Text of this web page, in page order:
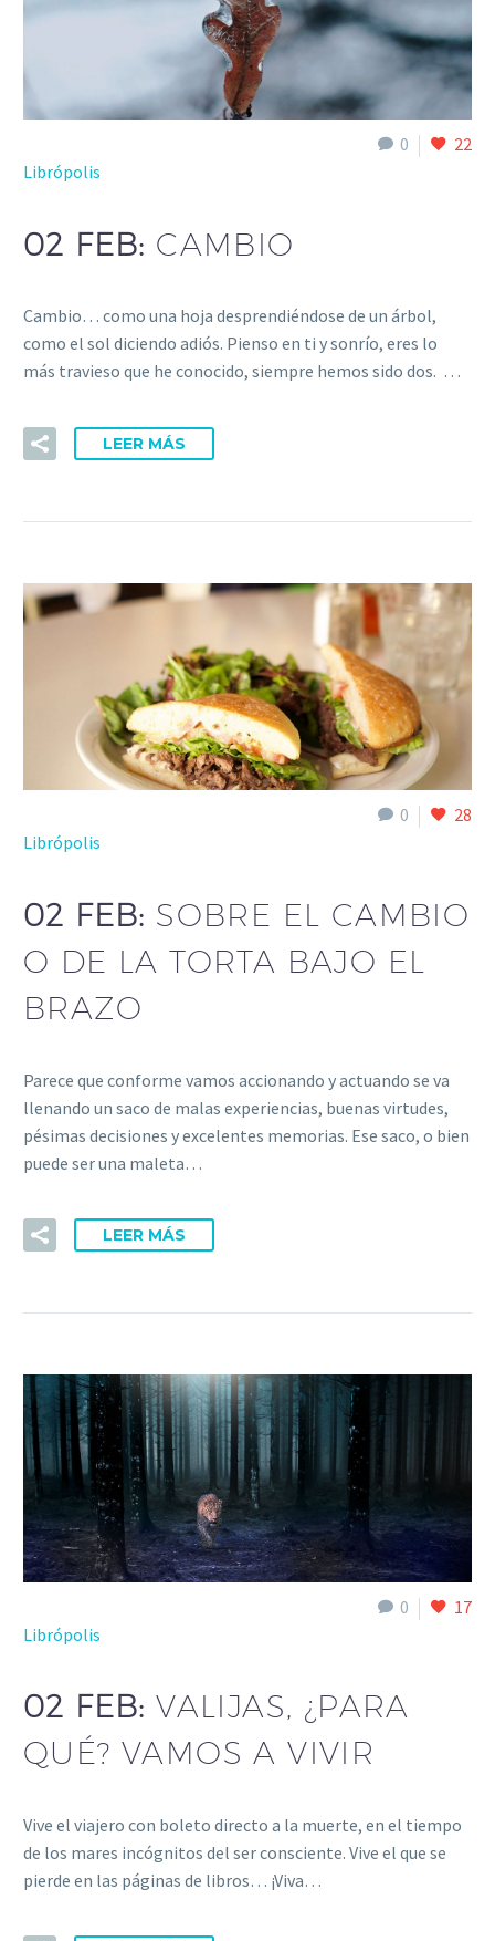
0
22
Librópolis
02 FEB: CAMBIO
Cambio… como una hoja desprendiéndose de un árbol,
como el sol diciendo adiós. Pienso en ti y sonrío, eres lo
más travieso que he conocido, siempre hemos sido dos. …
LEER MÁS
0
28
Librópolis
02 FEB: SOBRE EL CAMBIO
O DE LA TORTA BAJO EL
BRAZO
Parece que conforme vamos accionando y actuando se va
llenando un saco de malas experiencias, buenas virtudes,
pésimas decisiones y excelentes memorias. Ese saco, o bien
puede ser una maleta…
LEER MÁS
0
17
Librópolis
02 FEB:VALIJAS, ¿PARA
QUÉ? VAMOS A VIVIR
Vive el viajero con boleto directo a la muerte, en el tiempo
de los mares incógnitos del ser consciente. Vive el que se
pierde en las páginas de libros… ¡Viva…